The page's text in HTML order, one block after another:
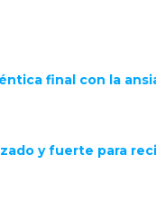
final con la
y fuerte para